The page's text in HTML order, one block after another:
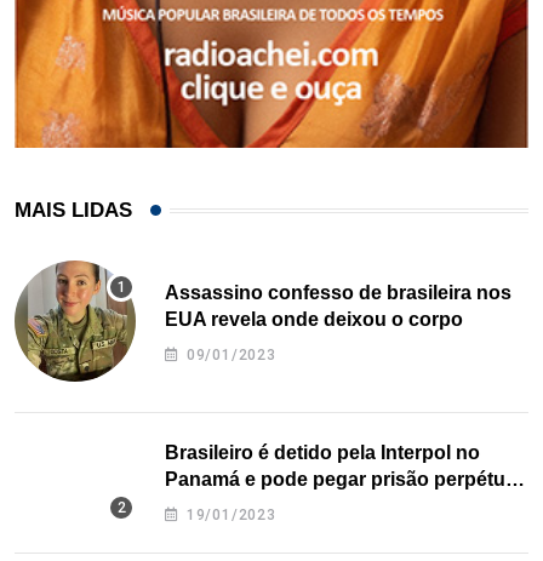
MAIS LIDAS
Assassino confesso de brasileira nos
EUA revela onde deixou o corpo
09/01/2023
Brasileiro é detido pela Interpol no
Panamá e pode pegar prisão perpétua
nos EUA
19/01/2023